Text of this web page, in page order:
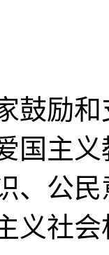
励和
国主
、公
义社